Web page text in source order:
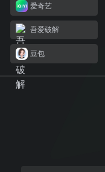
爱奇艺
吾爱破解
豆包